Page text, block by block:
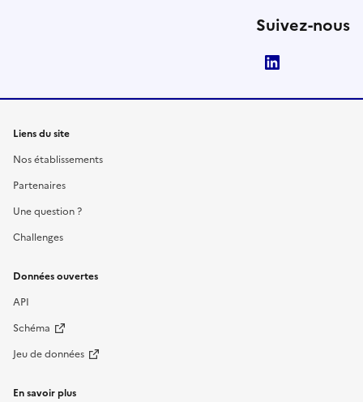
Suivez-nous
Liens du site
Nos établissements
Partenaires
Une question ?
Challenges
Données ouvertes
API
Schéma
Jeu de données
En savoir plus